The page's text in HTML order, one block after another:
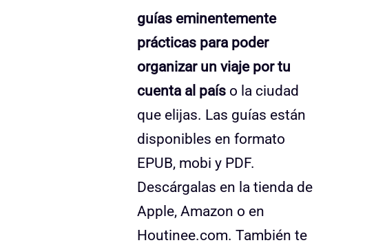
guías eminentemente
prácticas para poder
organizar un viaje por tu
cuenta al país o la ciudad
que elijas. Las guías están
disponibles en formato
EPUB, mobi y PDF.
Descárgalas en la tienda de
Apple, Amazon o en
Houtinee.com. También te